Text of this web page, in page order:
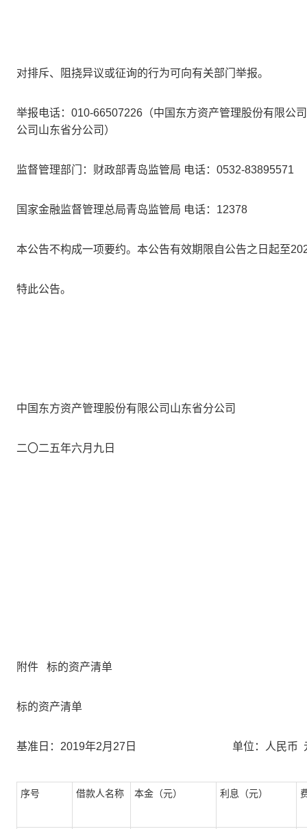
对排斥、阻挠异议或征询的行为可向有关部门举报。
举报电话： 010-66507226 （中国东方资产管理股份有限公
公司山东省分公司）
监督管理部门：财政部青岛监管局 电话： 0532-83895571
国家金融监督管理总局青岛监管局 电话： 12378
本公告不构成一项要约。本公告有效期限自公告之日起至
特此公告。
中国东方资产管理股份有限公司山东省分公司
二〇二五年六月九日
附件 标的资产清单
标的资产清单
基准日： 2019年2月 27 日 单位：人民币
序号 借款人名称 本金（元） 利息（元）